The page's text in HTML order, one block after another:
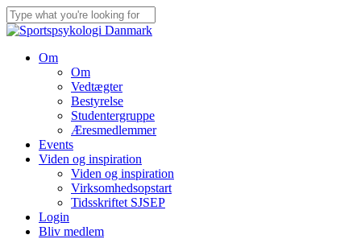
Skip
to
main
content
Close
Menu
Om
Om
Vedtægter
Bestyrelse
Studentergruppe
Æresmedlemmer
Events
Viden og inspiration
Viden og inspiration
Virksomhedsopstart
Tidsskriftet SJSEP
Login
Bliv medlem